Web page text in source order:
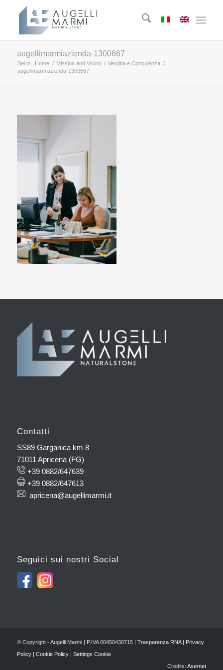
augellimarmiazienda-1300667
Sei in: Home / Mission and Vision / Vendita e Consulenza /
augellimarmiazienda-1300667
Contatti
SS89 Garganica km 8
71011 Apricena (FG)
+39 0882/647639
+39 0882/647613
apricena@augellimarmi.it
Seguici sui nostri Social
© Copyright - Augelli Marmi | P.IVA 00450430715 | Trasparenza RNA| Privacy
Policy| Cookie Policy| Settings Cookie
Credits:Asernet